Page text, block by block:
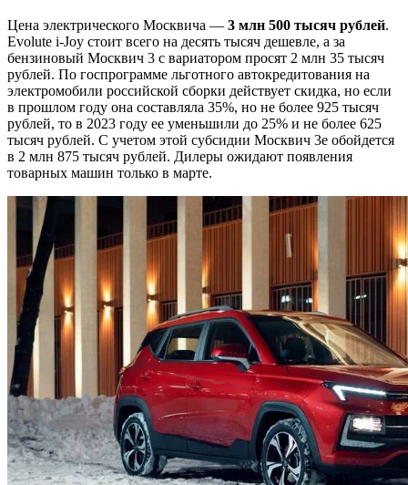
Цена электрического Москвича — 3 млн 500 тысяч рублей.
Evolute i-Joy стоит всего на десять тысяч дешевле, а за
бензиновый Москвич 3 с вариатором просят 2 млн 35 тысяч
рублей. По госпрограмме льготного автокредитования на
электромобили российской сборки действует скидка, но если
в прошлом году она составляла 35%, но не более 925 тысяч
рублей, то в 2023 году ее уменьшили до 25% и не более 625
тысяч рублей. С учетом этой субсидии Москвич 3е обойдется
в 2 млн 875 тысяч рублей. Дилеры ожидают появления
товарных машин только в марте.